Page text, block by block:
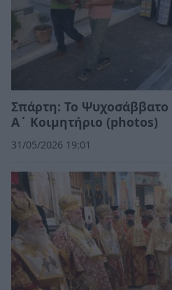
Σπάρτη: Το Ψυχοσάββατο
Α΄ Κοιμητήριο (photos)
31/05/2026 19:01